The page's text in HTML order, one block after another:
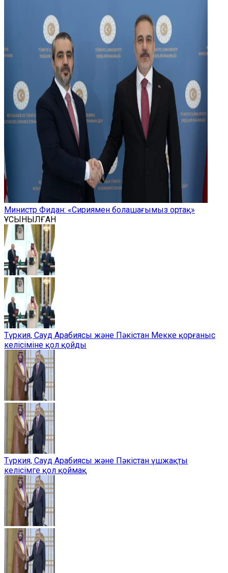
Министр Фидан: «Сириямен болашағымыз ортақ»
ҰСЫНЫЛҒАН
Түркия, Сауд Арабиясы және Пәкістан Мекке қорғаныс
келісіміне қол қойды
Түркия, Сауд Арабиясы және Пәкістан үшжақты
келісімге қол қоймақ